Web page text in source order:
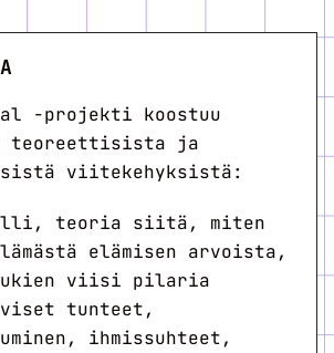
-projekti koostuu
teoreettisista ja
viitekehyksistä:
malli, teoria siitä, miten
elämisen arvoista,
lukien viisi pilaria
tunteet,
ihmissuhteet,